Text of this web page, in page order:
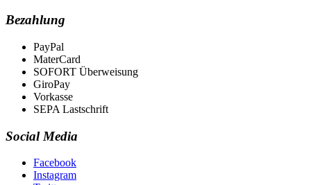
Bezahlung
PayPal
MaterCard
SOFORT Überweisung
GiroPay
Vorkasse
SEPA Lastschrift
Social Media
Facebook
Instagram